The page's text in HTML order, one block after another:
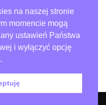
na naszej stronie
momencie mogą
ustawień Państwa
i wyłączyć opcję
Będą duże zmiany w
kart w referendum.
do policji i ABW